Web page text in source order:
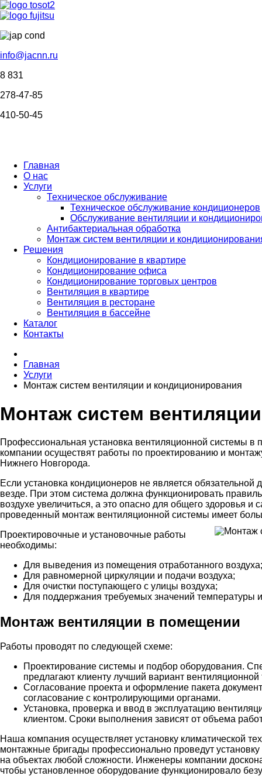
info@jacnn.ru
8 831
278-47-85
410-50-45
Главная
О нас
Услуги
Техническое обслуживание
Техническое обслуживание кондиционеров
Обслуживание вентиляции и
Антибактериальная обработка
Монтаж систем вентиляции и
Решения
Кондиционирование в квартире
Кондиционирование офиса
Кондиционирование торговых центров
Вентиляция в квартире
Вентиляция в ресторане
Вентиляция в бассейне
Каталог
Контакты
Главная
Услуги
Монтаж систем вентиляции и кондиционирования
Монтаж систем
Профессиональная установка вентиляционной системы в
компании осуществят работы по проектированию и
Нижнего Новгорода.
Если установка кондиционеров не является
везде. При этом система должна функционировать
воздухе увеличиться, а это опасно для общего здоровья
проведенный монтаж вентиляционной системы имеет
Проектировочные и установочные работы
необходимы:
Для выведения из помещения отработанного воздуха;
Для равномерной циркуляции и подачи воздуха;
Для очистки поступающего с улицы воздуха;
Для поддержания требуемых значений температуры
Монтаж вентиляции в помещении
Работы проводят по следующей схеме:
Проектирование системы и подбор оборудования.
предлагают клиенту лучший вариант вентиляционной
Согласование проекта и оформление пакета
согласование с контролирующими органами.
Установка, проверка и ввод в эксплуатацию
клиентом. Сроки выполнения зависят от объема
Наша компания осуществляет установку климатической
монтажные бригады профессионально проведут
на объектах любой сложности. Инженеры компании
чтобы установленное оборудование функционировало